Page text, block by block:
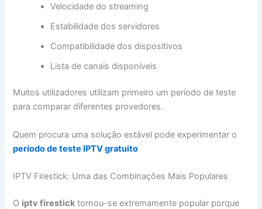
Velocidade do streaming
Estabilidade dos servidores
Compatibilidade dos dispositivos
Lista de canais disponíveis
Muitos utilizadores utilizam primeiro um período de teste
para comparar diferentes provedores.
Quem procura uma solução estável pode experimentar o
período de teste IPTV gratuito
IPTV Firestick: Uma das Combinações Mais Populares
O iptv firestick tornou-se extremamente popular porque